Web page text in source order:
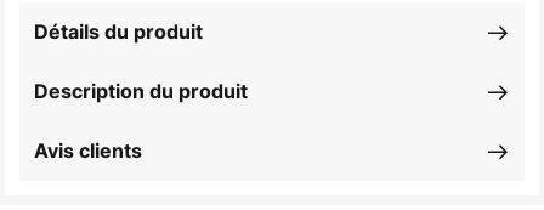
Description du produit
Détails du produit
Avis clients